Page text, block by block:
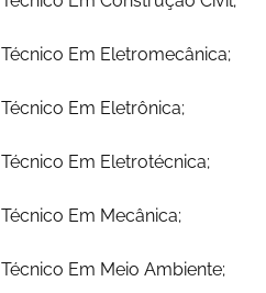
Técnico Em Eletromecânica;
Técnico Em Eletrônica;
Técnico Em Eletrotécnica;
Técnico Em Mecânica;
Técnico Em Meio Ambiente;